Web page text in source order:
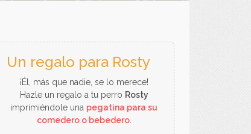
Un regalo para Rosty
¡Él, más que nadie, se lo merece!
Hazle un regalo a tu perro Rosty
imprimiéndole una pegatina para su
comedero o bebedero.